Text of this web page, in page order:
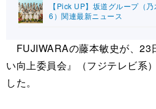
【Pick UP】坂道グループ（
6）関連最新ニュース
FUJIWARAの藤本敏史が、23
い向上委員会』（フジテレビ系
した。